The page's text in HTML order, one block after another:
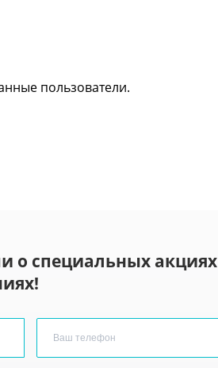
пользователи.
о специальных акциях